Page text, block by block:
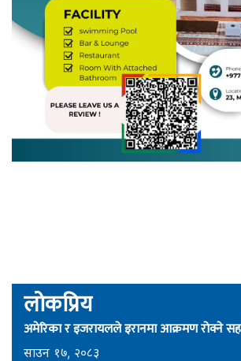
लोकप्रिय
अमेरिका र इजरायलले इरानमा आक्रमण रोक्ने
साउन १७, २०८३